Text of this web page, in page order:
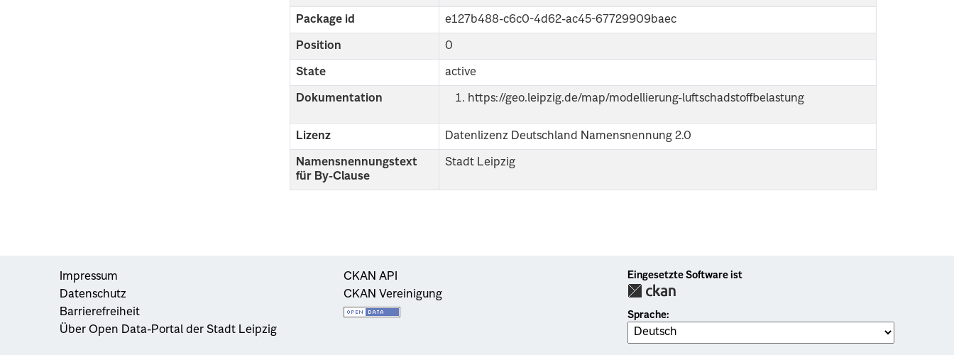
Package id e127b488-c6c0-4d62-ac45-67729909baec
Position 0
State active
Dokumentation https://geo.leipzig.de/map/modellierung-luftschadstoffbelastung
Lizenz Datenlizenz Deutschland Namensnennung 2.0
Namensnennungstext
für By-Clause
Stadt Leipzig
Impressum
Datenschutz
Barrierefreiheit
Über Open Data-Portal der Stadt Leipzig
CKAN API
CKAN Vereinigung
Eingesetzte Software ist
Sprache